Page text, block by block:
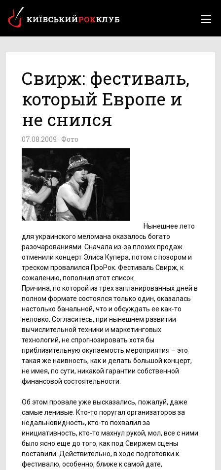
Свирж: фестиваль,
который Европе и
не снился
07.08.2009 · Фото
Нынешнее лето
для украинского меломана оказалось богато
разочарованиями. Сначала из-за плохих продаж
отменили концерт Элиса Купера, потом с позором и
треском провалился ПроРок. Фестиваль Свирж, к
сожалению, пополнил этот список.
Причина, по которой из трех запланированных дней в
полном формате состоялся только один, оказалась
настолько банальной, что и обсуждать ее как-то
неловко. Согласитесь, при нынешнем развитии
вычислительной техники и маркетинговых
технологий, не спрогнозировать хотя бы
приблизительную окупаемость мероприятия – это
такая же наивность, как и делать большой концерт,
не имея, по сути, никакой гарантии собственной
финансовой состоятельности.
Об этом провале уже высказались, пожалуй, даже
самые ленивые. Кто-то поругал организаторов за
недальновидность, кто-то похвалил за
инициативность, кто-то махнул рукой, мол, все с ними
было ясно еще до того, как под Свиржем сцены
поставили. Действительно, в ходе подготовки к
фестивалю, особенно, ближе к самой дате,